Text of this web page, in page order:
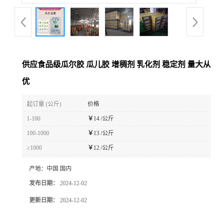
供应食品级瓜尔胶 瓜儿胶 增稠剂 乳化剂 稳定剂 量大从
优
起订量 (公斤) 价格
1-100 ￥ 14 /公斤
100-1000 ￥ 13 /公斤
≥1000 ￥ 12 /公斤
产地： 中国 国内
发布日期： 2024-12-02
更新日期： 2024-12-02